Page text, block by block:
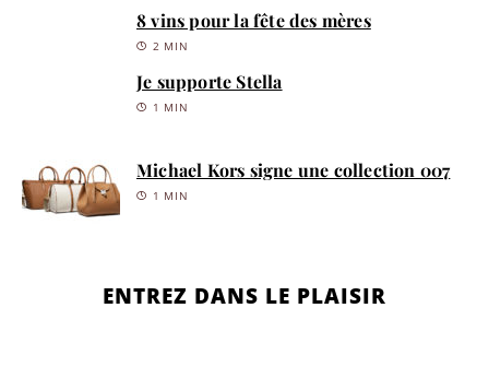
8 vins pour la fête des mères
2 MIN
Je supporte Stella
1 MIN
Michael Kors signe une collection 007
1 MIN
ENTREZ DANS LE PLAISIR